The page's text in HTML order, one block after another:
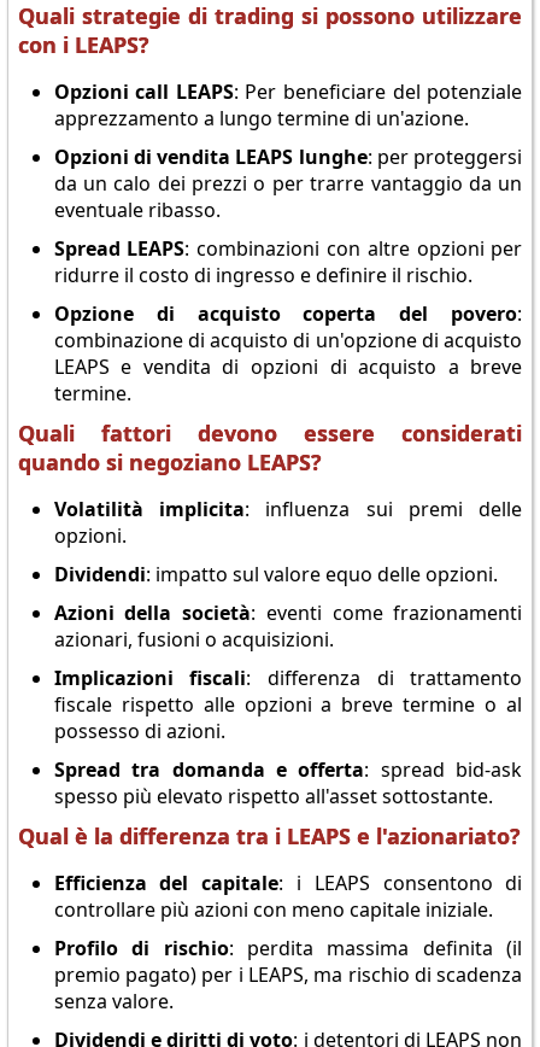
Quali strategie di trading si possono utilizzare
con i LEAPS?
Opzioni call LEAPS: Per beneficiare del potenziale
apprezzamento a lungo termine di un'azione.
Opzioni di vendita LEAPS lunghe: per proteggersi
da un calo dei prezzi o per trarre vantaggio da un
eventuale ribasso.
Spread LEAPS: combinazioni con altre opzioni per
ridurre il costo di ingresso e definire il rischio.
Opzione di acquisto coperta del povero:
combinazione di acquisto di un'opzione di acquisto
LEAPS e vendita di opzioni di acquisto a breve
termine.
Quali fattori devono essere considerati
quando si negoziano LEAPS?
Volatilità implicita: influenza sui premi delle
opzioni.
Dividendi: impatto sul valore equo delle opzioni.
Azioni della società: eventi come frazionamenti
azionari, fusioni o acquisizioni.
Implicazioni fiscali: differenza di trattamento
fiscale rispetto alle opzioni a breve termine o al
possesso di azioni.
Spread tra domanda e offerta: spread bid-ask
spesso più elevato rispetto all'asset sottostante.
Qual è la differenza tra i LEAPS e l'azionariato?
Efficienza del capitale: i LEAPS consentono di
controllare più azioni con meno capitale iniziale.
Profilo di rischio: perdita massima definita (il
premio pagato) per i LEAPS, ma rischio di scadenza
senza valore.
Dividendi e diritti di voto: i detentori di LEAPS non